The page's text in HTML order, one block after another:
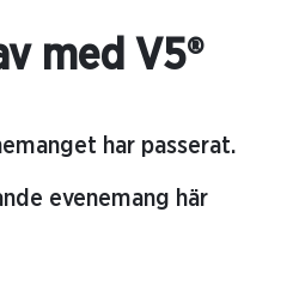
med V5®
har passerat.
evenemang här